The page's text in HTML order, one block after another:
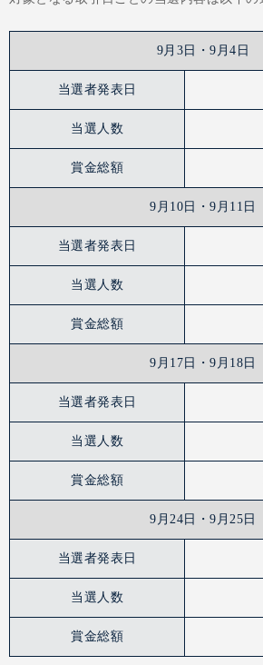
9月3日・9月4日
当選者発表日
当選人数
賞金総額
9月10日・9月11日
当選者発表日
当選人数
賞金総額
9月17日・9月18日
当選者発表日
当選人数
賞金総額
9月24日・9月25日
当選者発表日
当選人数
賞金総額